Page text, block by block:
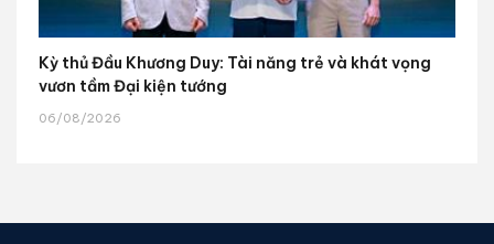
Kỳ thủ Đầu Khương Duy: Tài năng trẻ và khát vọng
vươn tầm Đại kiện tướng
06/08/2026